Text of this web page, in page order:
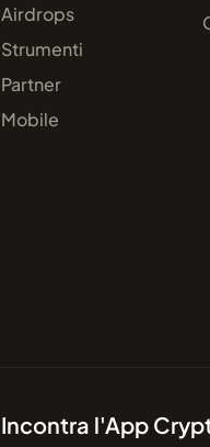
Airdrops
Strumenti
Partner
Mobile
Incontra l'App